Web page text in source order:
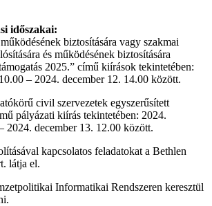
időszakai:
biztosítására vagy szakmai
és működésének biztosítására
2025.” című kiírások tekintetében:
– 2024. december 12. 14.00 között.
civil szervezetek egyszerűsített
pályázati kiírás tekintetében: 2024.
2024. december 13. 12.00 között.
kapcsolatos feladatokat a Bethlen
látja el.
Informatikai Rendszeren keresztül